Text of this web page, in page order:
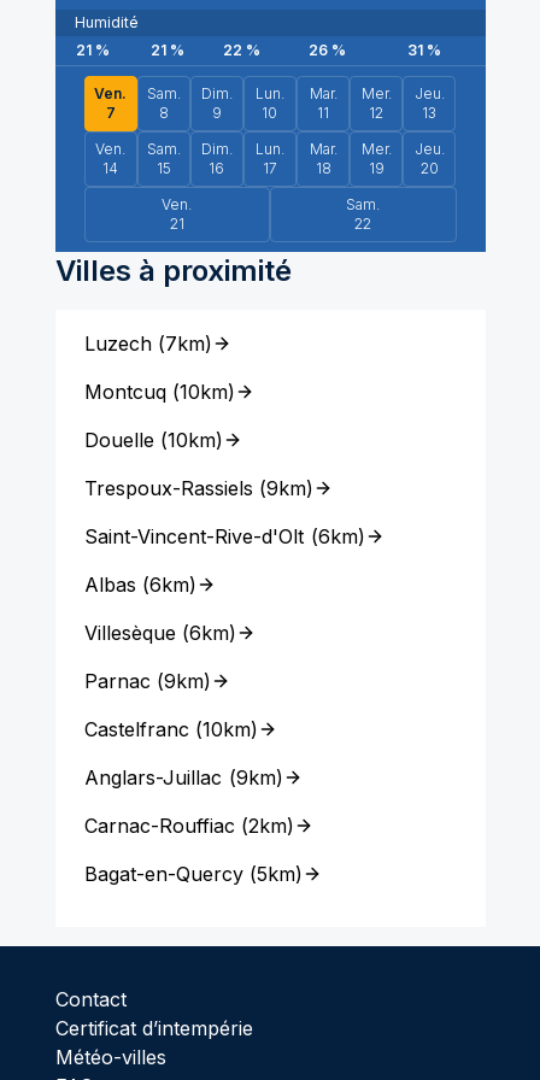
Humidité
21% 21% 22 % 26 % 31%
Ven.
7
Sam.
8
Dim.
9
Lun.
10
Mar.
11
Mer.
12
Jeu.
13
Ven.
14
Sam.
15
Dim.
16
Lun.
17
Mar.
18
Mer.
19
Jeu.
20
Ven.
21
Sam.
22
Villes à proximité
Luzech(7km)
Montcuq(10km)
Douelle(10km)
Trespoux-Rassiels (9km)
Saint-Vincent-Rive-d'Olt (6km)
Albas (6km)
Villesèque(6km)
Parnac (9km)
Castelfranc (10km)
Anglars-Juillac (9km)
Carnac-Rouffiac (2km)
Bagat-en-Quercy(5km)
Contact
Certificat d’intempérie
Météo-villes